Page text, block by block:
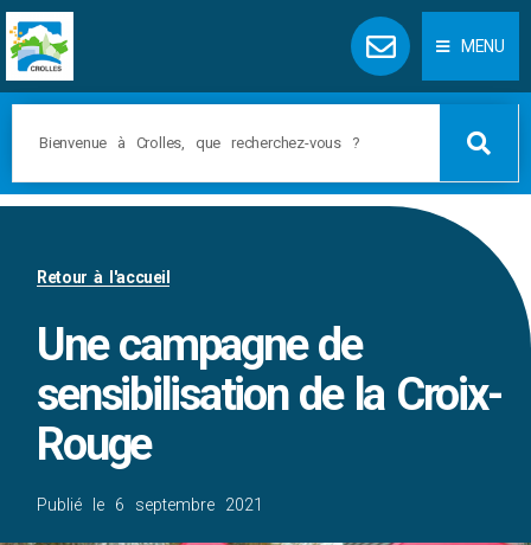
MENU
Retour à l'accueil
Une campagne de
sensibilisation de la Croix-
Rouge
Publié le 6 septembre 2021
Panneau de gestion des cookies